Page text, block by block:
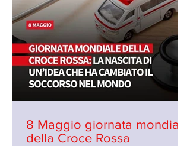
8 Maggio giornata mondiale
della Croce Rossa